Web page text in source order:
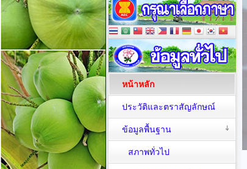
หน้าหลัก
ประวัติและตราสัญลักษณ์
ข้อมูลพื้นฐาน
สภาพทั่วไป